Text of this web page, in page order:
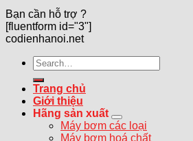
Bạn cần hỗ trợ ?
[fluentform id="3"]
codienhanoi.net
Search
for:
Trang chủ
Giới thiệu
Hãng sản xuất
Máy bơm các loại
Máy bơm hoá chất